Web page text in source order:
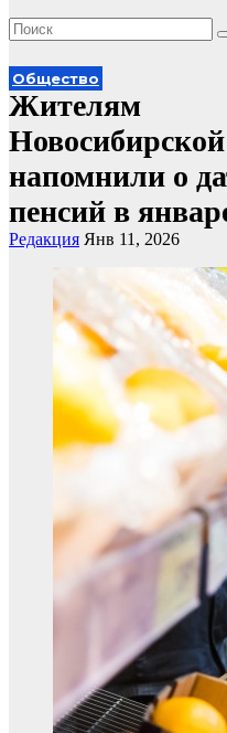
Общество
Жителям
напомнили о
пенсий в
Редакция Янв 11, 2026